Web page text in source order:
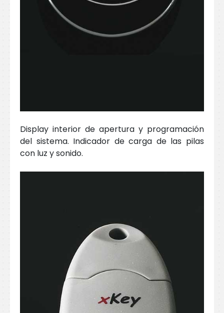
Display interior de apertura y programación
del sistema. Indicador de carga de las pilas
con luz y sonido.